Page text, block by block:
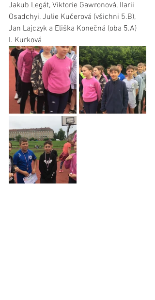
Jakub Legát, Viktorie Gawronová, Ilarii
Osadchyi, Julie Kučerová (všichni 5.B),
Jan Lajczyk a Eliška Konečná (oba 5.A)
I. Kurková